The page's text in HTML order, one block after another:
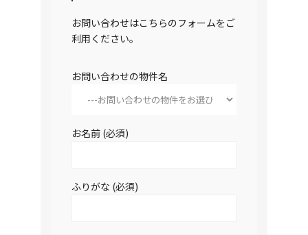
お問い合わせはこちらのフォームをご
利用ください。
お問い合わせの物件名
お名前 (必須)
ふりがな (必須)